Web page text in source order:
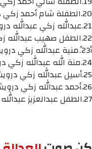
20.الطفلة شام أحمد زكي درويش (5 أعوام)
21.عبدالله زكي عبدالله درويش (41 عام)
22.الطفل صهيب عبدالله زكي درويش (17 عام)
أ23.ُمنية عبدالله زكي درويش
24.منة الله عبدالله زكي درويش
25.أسيل عبدالله زكي درويش
26.أحمد عبدالله زكي درويش (14 عام)
27.الطفل عبدالعزيز عبدالله زكي درويش (5 أعوام)